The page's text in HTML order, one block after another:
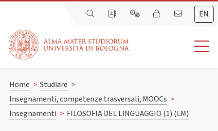
EN
Home > Studiare >
Insegnamenti, competenze trasversali, MOOCs >
Insegnamenti > FILOSOFIA DEL LINGUAGGIO (1) (LM)